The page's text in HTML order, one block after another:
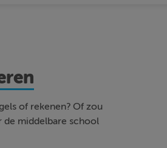
of rekenen? Of zou
de middelbare school